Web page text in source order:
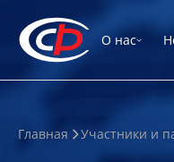
О нас
Главная Участники и